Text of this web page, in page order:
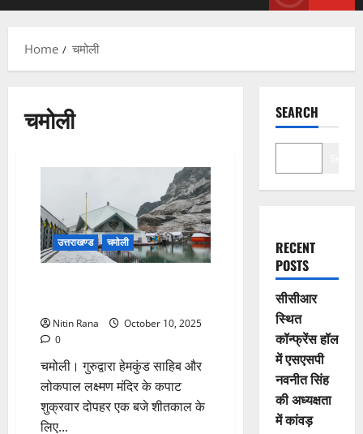
Home चमोली
चमोली
उत्तराखण्ड चमोली
Nitin Rana
October 10, 2025
0
चमोली। गुरुद्वारा हेमकुंड साहिब और
लोकपाल लक्ष्मण मंदिर के कपाट
शुक्रवार दोपहर एक बजे शीतकाल के
लिए...
SEARCH
RECENT
POSTS
सीसीआर
स्थित
कॉन्फ्रेंस हॉल
में एसएसपी
नवनीत सिंह
की अध्यक्षता
में कांवड़